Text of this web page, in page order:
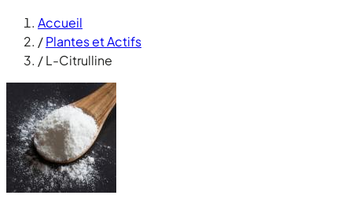
Accueil
/Plantes et Actifs
/L-Citrulline